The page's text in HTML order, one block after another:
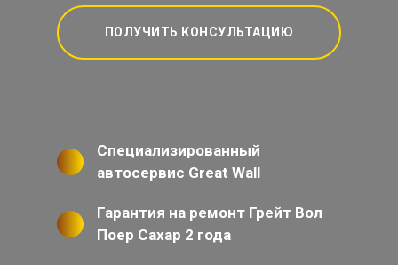
ПОЛУЧИТЬ КОНСУЛЬТАЦИЮ
Специализированный
автосервис Great Wall
Гарантия на ремонт Грейт Вол
Поер Сахар 2 года